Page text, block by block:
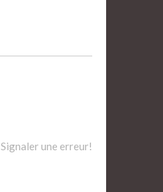
Signaler une erreur!